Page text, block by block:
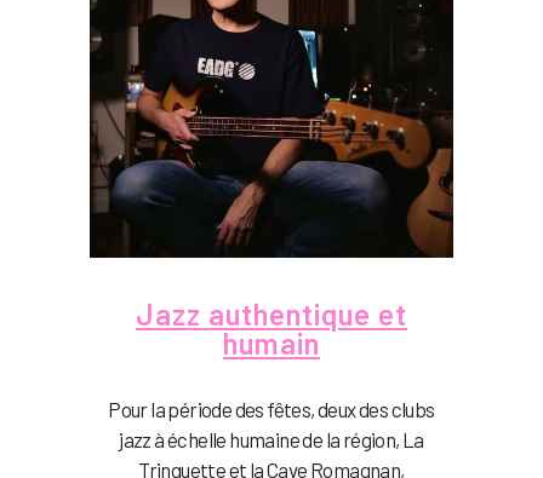
Jazz authentique et
humain
Pour la période des fêtes, deux des clubs
jazz à échelle humaine de la région, La
Trinquette et la Cave Romagnan,